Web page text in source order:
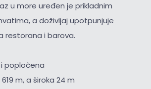
u more uređen je prikladnim
a doživljaj upotpunjuje
restorana i barova.
popločena
m, a široka 24 m